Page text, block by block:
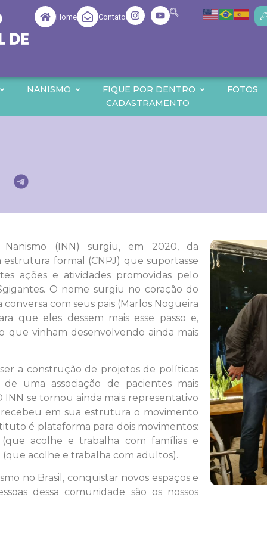
Home Contato
NANISMO FIQUE POR DENTRO FOTOS
CADASTRAMENTO
(INN) surgiu, em 2020, da
estrutura formal (CNPJ) que suportasse
ações e atividades promovidas pelo
O nome surgiu no coração do
com seus pais (Marlos Nogueira
que eles dessem mais esse passo e,
que vinham desenvolvendo ainda mais
a construção de projetos de políticas
uma associação de pacientes mais
INN se tornou ainda mais representativo
em sua estrutura o movimento
é plataforma para dois movimentos:
(que acolhe e trabalha com famílias e
(que acolhe e trabalha com adultos).
no Brasil, conquistar novos espaços e
dessa comunidade são os nossos